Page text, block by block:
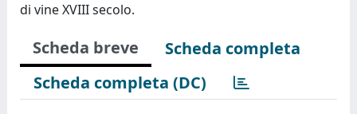
di vine XVIII secolo.
Scheda breve
Scheda completa
Scheda completa (DC)